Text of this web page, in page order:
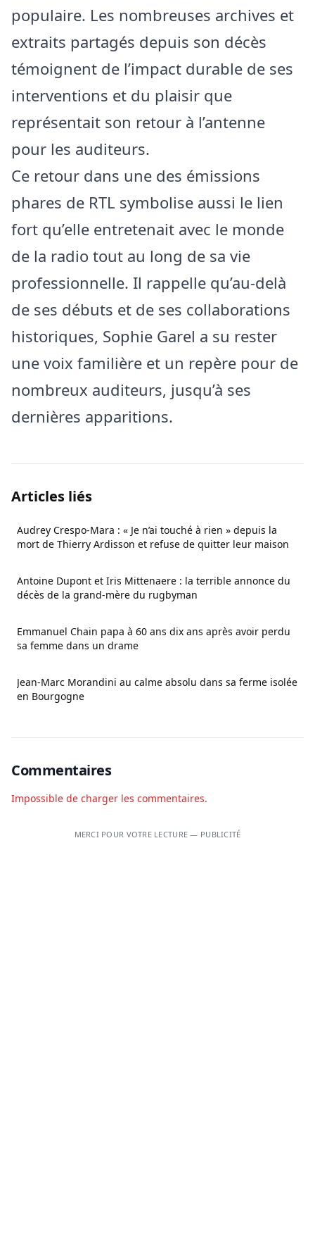
populaire. Les nombreuses archives et
extraits partagés depuis son décès
témoignent de l’impact durable de ses
interventions et du plaisir que
représentait son retour à l’antenne
pour les auditeurs.
Ce retour dans une des émissions
phares de RTL symbolise aussi le lien
fort qu’elle entretenait avec le monde
de la radio tout au long de sa vie
professionnelle. Il rappelle qu’au-delà
de ses débuts et de ses collaborations
historiques, Sophie Garel a su rester
une voix familière et un repère pour de
nombreux auditeurs, jusqu’à ses
dernières apparitions.
Articles liés
Audrey Crespo-Mara : « Je n’ai touché à rien » depuis la
mort de Thierry Ardisson et refuse de quitter leur maison
Antoine Dupont et Iris Mittenaere : la terrible annonce du
décès de la grand-mère du rugbyman
Emmanuel Chain papa à 60 ans dix ans après avoir perdu
sa femme dans un drame
Jean-Marc Morandini au calme absolu dans sa ferme isolée
en Bourgogne
Commentaires
Impossible de charger les commentaires.
MERCI POUR VOTRE LECTURE — PUBLICITÉ